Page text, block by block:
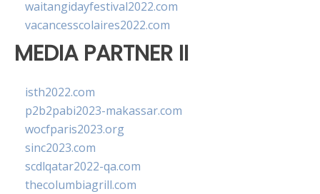
waitangidayfestival2022.com
vacancesscolaires2022.com
MEDIA PARTNER II
isth2022.com
p2b2pabi2023-makassar.com
wocfparis2023.org
sinc2023.com
scdlqatar2022-qa.com
thecolumbiagrill.com